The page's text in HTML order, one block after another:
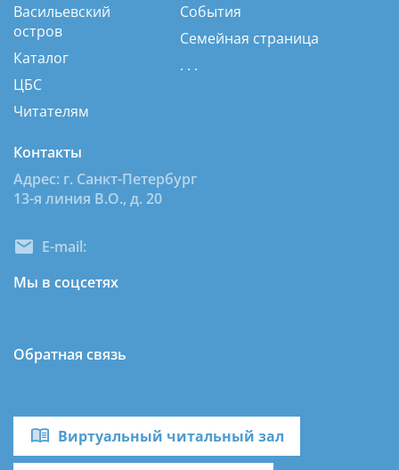
Васильевский
остров
Каталог
ЦБС
Читателям
События
Семейная страница
. . .
Контакты
Адрес: г. Санкт-Петербург
13-я линия В.О., д. 20
E-mail:
Мы в соцсетях
Обратная связь
Виртуальный читальный зал